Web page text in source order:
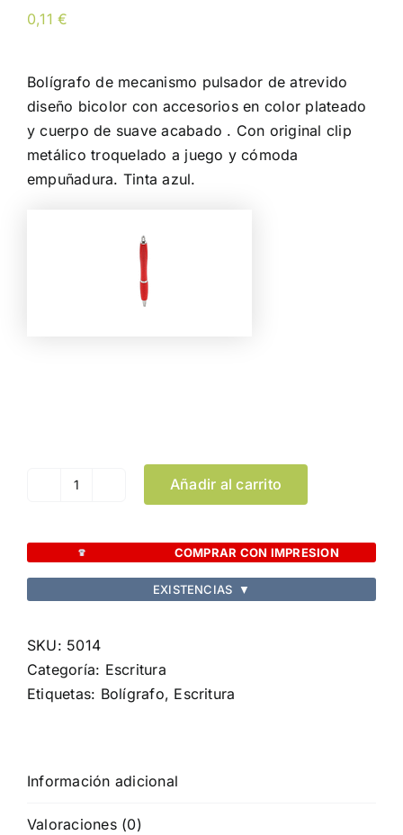
0,11€
Bolígrafo de mecanismo pulsador de atrevido
diseño bicolor con accesorios en color plateado
y cuerpo de suave acabado . Con original clip
metálico troquelado a juego y cómoda
empuñadura. Tinta azul.
Bolígrafo
cantidad
Añadir al carrito
COMPRAR CON IMPRESION
EXISTENCIAS ▼
SKU: 5014
Categoría: Escritura
Etiquetas: Bolígrafo, Escritura
Información adicional
Valoraciones (0)